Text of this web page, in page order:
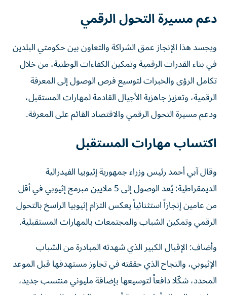
دعم مسيرة التحول الرقمي
ويجسد هذا الإنجاز عمق الشراكة والتعاون بين حكومتي البلدين
في بناء القدرات الرقمية وتمكين الكفاءات الوطنية، من خلال
تكامل الرؤى والخبرات لتوسيع فرص الوصول إلى المعرفة
الرقمية، وتعزيز جاهزية الأجيال القادمة لمهارات المستقبل،
ودعم مسيرة التحول الرقمي والاقتصاد القائم على المعرفة.
اكتساب مهارات المستقبل
وقال آبي أحمد رئيس وزراء جمهورية إثيوبيا الفيدرالية
الديمقراطية: يُعد الوصول إلى 5 ملايين مبرمج إثيوبي في أقل
من عامين إنجازاً استثنائياً يعكس التزام إثيوبيا الراسخ بالتحول
الرقمي وتمكين الشباب والمجتمعات بالمهارات المستقبلية.
وأضاف: الإقبال الكبير الذي شهدته المبادرة من الشباب
الإثيوبي، والنجاح الذي حققته في تجاوز مستهدفها قبل الموعد
المحدد، شكّلا دافعاً لتوسيعها بإضافة مليوني منتسب جديد،